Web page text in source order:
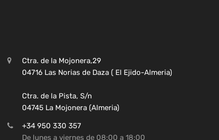
Ctra. de la Mojonera,29
04716 Las Norias de Daza ( El Ejido-Almeria)
Ctra. de la Pista, S/n
04745 La Mojonera (Almeria)
+34 950 330 357
De lunes a viernes de 08:00 a 18:00